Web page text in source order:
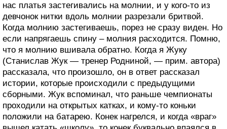
нас платья застегивались на молнии, и у кого-то из
девчонок нитки вдоль молнии разрезали бритвой.
Когда молнию застегиваешь, порез не сразу виден. Но
если напрягаешь спину – молния расходится. Помню,
что я молнию вшивала обратно. Когда я Жуку
(Станислав Жук — тренер Родниной, — прим. автора)
рассказала, что произошло, он в ответ рассказал
истории, которые происходили с предыдущими
сборными. Жук вспоминал, что раньше чемпионаты
проходили на открытых катках, и кому-то коньки
положили на батарею. Конек нагрелся, и когда «враг»